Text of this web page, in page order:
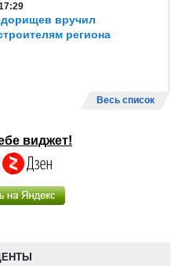
вручил
региона
Весь список
виджет!